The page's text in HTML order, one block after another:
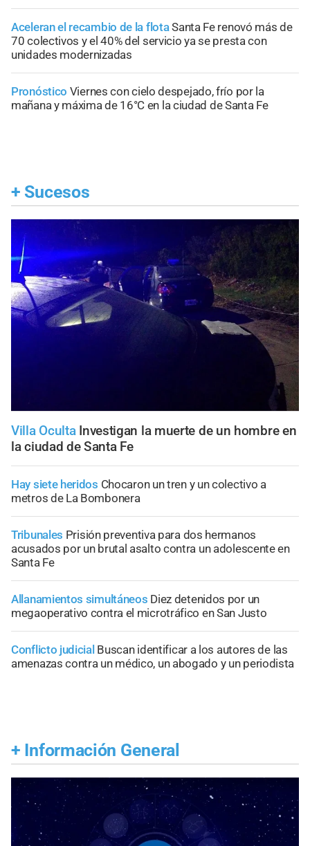
Aceleran el recambio de la flotaSanta Fe renovó más de
70 colectivos y el 40% del servicio ya se presta con
unidades modernizadas
Pronóstico Viernes con cielo despejado, frío por la
mañana y máxima de 16°C en la ciudad de Santa Fe
+ Sucesos
Villa Oculta Investigan la muerte de un hombre en
la ciudad de Santa Fe
Hay siete heridos Chocaron un tren y un colectivo a
metros de La Bombonera
Tribunales Prisión preventiva para dos hermanos
acusados por un brutal asalto contra un adolescente en
Santa Fe
Allanamientos simultáneos Diez detenidos por un
megaoperativo contra el microtráfico en San Justo
Conflicto judicial Buscan identificar a los autores de las
amenazas contra un médico, un abogado y un periodista
+ Información General